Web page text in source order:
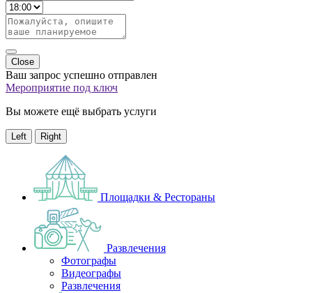
Close
Ваш запрос успешно отправлен
Мероприятие под ключ
Вы можете ещё выбрать услуги
Left Right
Площадки & Рестораны
Развлечения
Фотографы
Видеографы
Развлечения